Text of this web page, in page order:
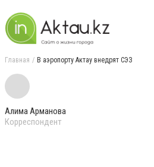
Главная В аэропорту Актау внедрят СЭЗ
Алима Арманова
Корреспондент